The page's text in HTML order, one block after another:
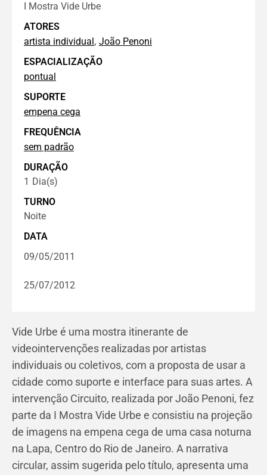
Vide Urbe é uma mostra itinerante de
videointervenções realizadas por artistas
individuais ou coletivos, com a proposta de usar a
cidade como suporte e interface para suas artes. A
intervenção Circuito, realizada por João Penoni, fez
parte da I Mostra Vide Urbe e consistiu na projeção
de imagens na empena cega de uma casa noturna
na Lapa, Centro do Rio de Janeiro. A narrativa
circular, assim sugerida pelo título, apresenta uma
I Mostra Vide Urbe
ATORES
artista individual, João Penoni
ESPACIALIZAÇÃO
pontual
SUPORTE
empena cega
FREQUÊNCIA
sem padrão
DURAÇÃO
1 Dia(s)
TURNO
Noite
DATA
09/05/2011
25/07/2012